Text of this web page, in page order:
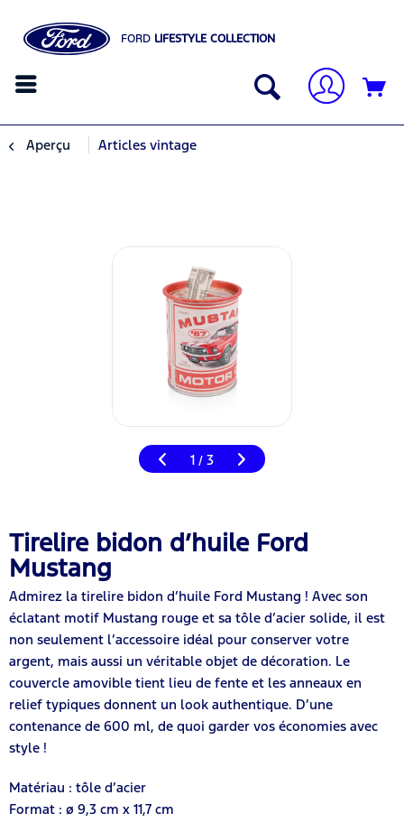
FORD LIFESTYLE COLLECTION
Aperçu Articles vintage
1 / 3
Tirelire bidon d’huile Ford
Mustang
Admirez la tirelire bidon d’huile Ford Mustang ! Avec son
éclatant motif Mustang rouge et sa tôle d’acier solide, il est
non seulement l’accessoire idéal pour conserver votre
argent, mais aussi un véritable objet de décoration. Le
couvercle amovible tient lieu de fente et les anneaux en
relief typiques donnent un look authentique. D’une
contenance de 600 ml, de quoi garder vos économies avec
style !
Matériau : tôle d’acier
Format : ø 9,3 cm x 11,7 cm